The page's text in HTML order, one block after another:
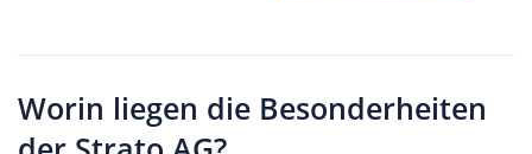
Worin liegen die Besonderheiten